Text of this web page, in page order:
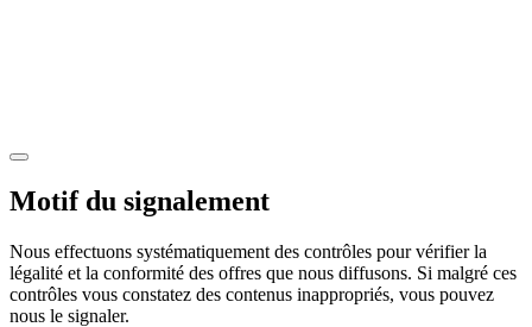
Motif du signalement
Nous effectuons systématiquement des contrôles pour vérifier la
légalité et la conformité des offres que nous diffusons. Si malgré ces
contrôles vous constatez des contenus inappropriés, vous pouvez
nous le signaler.